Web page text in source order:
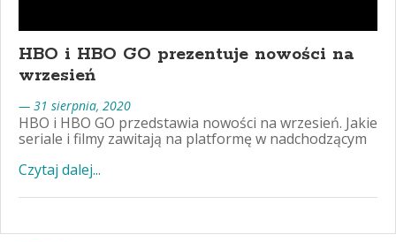
HBO i HBO GO prezentuje nowości na
wrzesień
— 31 sierpnia, 2020
HBO i HBO GO przedstawia nowości na wrzesień. Jakie
seriale i filmy zawitają na platformę w nadchodzącym
Czytaj dalej...